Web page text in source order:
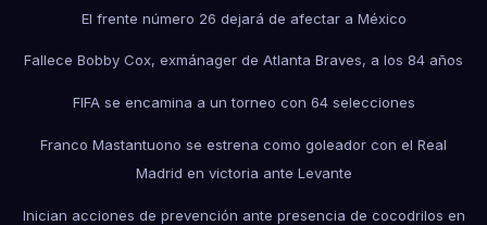
El frente número 26 dejará de afectar a México
Fallece Bobby Cox, exmánager de Atlanta Braves, a los 84 años
FIFA se encamina a un torneo con 64 selecciones
Franco Mastantuono se estrena como goleador con el Real
Madrid en victoria ante Levante
Inician acciones de prevención ante presencia de cocodrilos en